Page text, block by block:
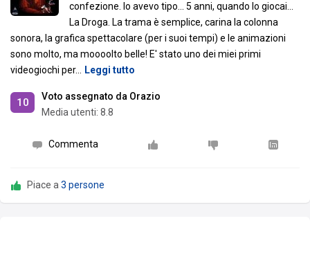
confezione. Io avevo tipo... 5 anni, quando lo giocai...
La Droga. La trama è semplice, carina la colonna
sonora, la grafica spettacolare (per i suoi tempi) e le animazioni
sono molto, ma moooolto belle! E' stato uno dei miei primi
videogiochi per… Leggi tutto
10
Voto assegnato da Orazio
Media utenti: 8.8
Commenta
Piace a3 persone